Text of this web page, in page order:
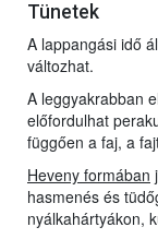
Tünetek
A lappangási idő
változhat.
A leggyakrabban
előfordulhat
függően a faj, a
Heveny formában
hasmenés és
nyálkahártyákon,